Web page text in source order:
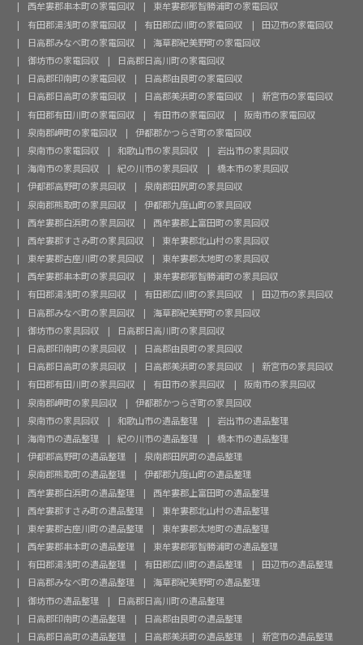
西牟婁郡串本町の家電回収
東牟婁郡那智勝浦町の家電回収
有田郡湯浅町の家電回収
有田郡広川町の家電回収
田辺市の家電回収
日高郡みなべ町の家電回収
海草郡紀美野町の家電回収
御坊市の家電回収
日高郡日高川町の家電回収
日高郡印南町の家電回収
日高郡由良町の家電回収
日高郡日高町の家電回収
日高郡美浜町の家電回収
新宮市の家電回収
有田郡有田川町の家電回収
有田市の家電回収
阪南市の家電回収
泉南郡岬町の家電回収
伊都郡かつらぎ町の家電回収
泉南市の家電回収
和歌山市の家具回収
岩出市の家具回収
海南市の家具回収
紀の川市の家具回収
橋本市の家具回収
伊都郡高野町の家具回収
泉南郡田尻町の家具回収
泉南郡熊取町の家具回収
伊都郡九度山町の家具回収
西牟婁郡白浜町の家具回収
西牟婁郡上富田町の家具回収
西牟婁郡すさみ町の家具回収
東牟婁郡北山村の家具回収
東牟婁郡古座川町の家具回収
東牟婁郡太地町の家具回収
西牟婁郡串本町の家具回収
東牟婁郡那智勝浦町の家具回収
有田郡湯浅町の家具回収
有田郡広川町の家具回収
田辺市の家具回収
日高郡みなべ町の家具回収
海草郡紀美野町の家具回収
御坊市の家具回収
日高郡日高川町の家具回収
日高郡印南町の家具回収
日高郡由良町の家具回収
日高郡日高町の家具回収
日高郡美浜町の家具回収
新宮市の家具回収
有田郡有田川町の家具回収
有田市の家具回収
阪南市の家具回収
泉南郡岬町の家具回収
伊都郡かつらぎ町の家具回収
泉南市の家具回収
和歌山市の遺品整理
岩出市の遺品整理
海南市の遺品整理
紀の川市の遺品整理
橋本市の遺品整理
伊都郡高野町の遺品整理
泉南郡田尻町の遺品整理
泉南郡熊取町の遺品整理
伊都郡九度山町の遺品整理
西牟婁郡白浜町の遺品整理
西牟婁郡上富田町の遺品整理
西牟婁郡すさみ町の遺品整理
東牟婁郡北山村の遺品整理
東牟婁郡古座川町の遺品整理
東牟婁郡太地町の遺品整理
西牟婁郡串本町の遺品整理
東牟婁郡那智勝浦町の遺品整理
有田郡湯浅町の遺品整理
有田郡広川町の遺品整理
田辺市の遺品整理
日高郡みなべ町の遺品整理
海草郡紀美野町の遺品整理
御坊市の遺品整理
日高郡日高川町の遺品整理
日高郡印南町の遺品整理
日高郡由良町の遺品整理
日高郡日高町の遺品整理
日高郡美浜町の遺品整理 新宮市の遺品整理